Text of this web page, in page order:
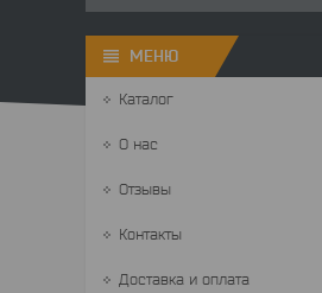
Каталог
О нас
Отзывы
Контакты
Доставка и оплата